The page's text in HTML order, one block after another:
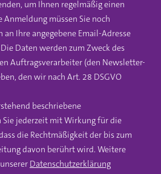
um Ihnen regelmäßig einen
Anmeldung müssen Sie noch
an Ihre angegebene Email-Adresse
Daten werden zum Zweck des
Auftragsverarbeiter (den Newsletter-
den wir nach Art. 28 DSGVO
beschriebene
jederzeit mit Wirkung für die
die Rechtmäßigkeit der bis zum
davon berührt wird. Weitere
Datenschutzerklärung